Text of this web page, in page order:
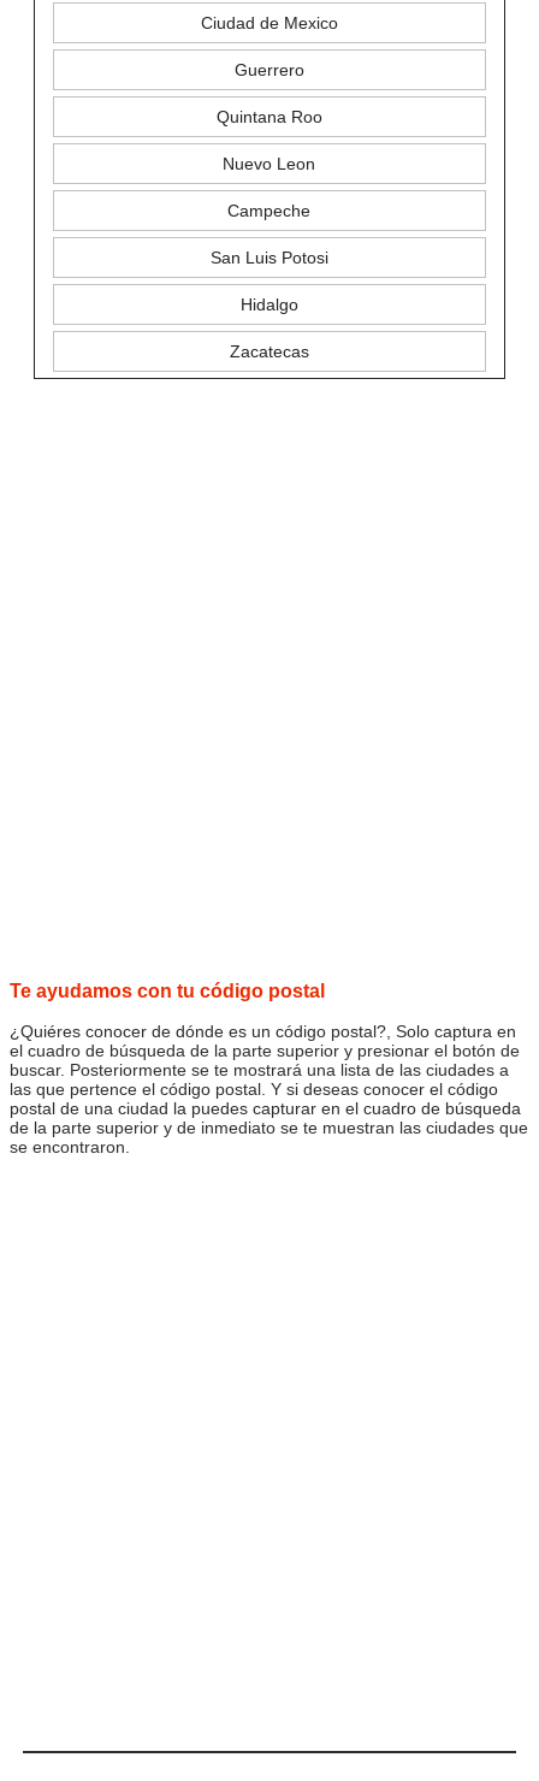
Ciudad de Mexico
Guerrero
Quintana Roo
Nuevo Leon
Campeche
San Luis Potosi
Hidalgo
Zacatecas
Te ayudamos con tu código postal
¿Quiéres conocer de dónde es un código postal?, Solo captura en
el cuadro de búsqueda de la parte superior y presionar el botón de
buscar. Posteriormente se te mostrará una lista de las ciudades a
las que pertence el código postal. Y si deseas conocer el código
postal de una ciudad la puedes capturar en el cuadro de búsqueda
de la parte superior y de inmediato se te muestran las ciudades que
se encontraron.